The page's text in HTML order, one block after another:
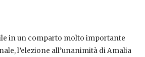
in un comparto molto importante
l’elezione all’unanimità di Amalia